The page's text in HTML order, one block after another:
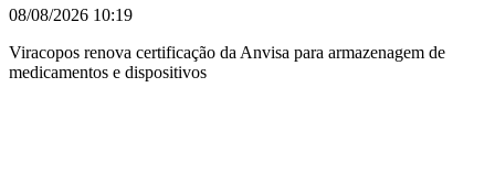
08/08/2026 10:19
Viracopos renova certificação da Anvisa para armazenagem de
medicamentos e dispositivos